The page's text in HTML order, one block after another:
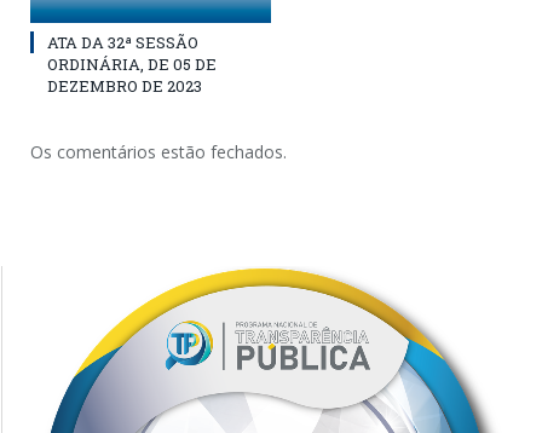
ATA DA 32ª SESSÃO
ORDINÁRIA, DE 05 DE
DEZEMBRO DE 2023
Os comentários estão fechados.